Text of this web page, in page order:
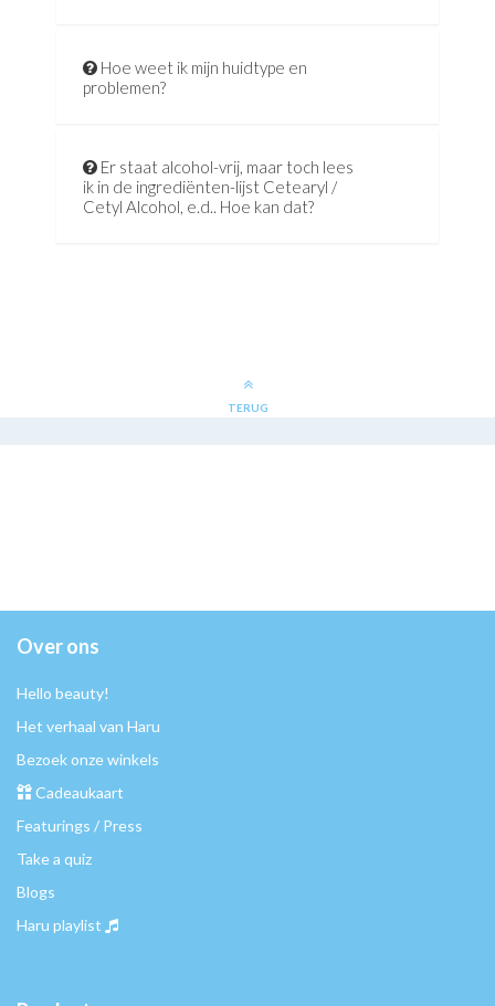
Hoe weet ik mijn huidtype en
problemen?
Er staat alcohol-vrij, maar toch lees
ik in de ingrediënten-lijst Cetearyl /
Cetyl Alcohol, e.d.. Hoe kan dat?
TERUG
Over ons
Hello beauty!
Het verhaal van Haru
Bezoek onze winkels
Cadeaukaart
Featurings / Press
Take a quiz
Blogs
Haru playlist